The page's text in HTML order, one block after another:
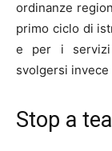
ordinanze
primo ciclo di
e per i servizi
svolgersi invece
Stop a